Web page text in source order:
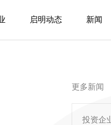
启明动态 新闻
更多新闻
投资企